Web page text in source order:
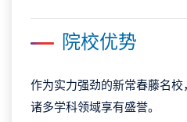
院校优势
作为实力强劲的新常春藤名
诸多学科领域享有盛誉。